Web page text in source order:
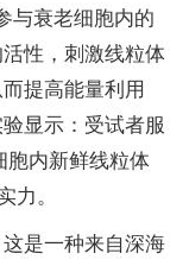
衰老细胞内的
性，刺激线粒体
提高能量利用
显示：受试者服
胞内新鲜线粒体
力。
是一种来自深海